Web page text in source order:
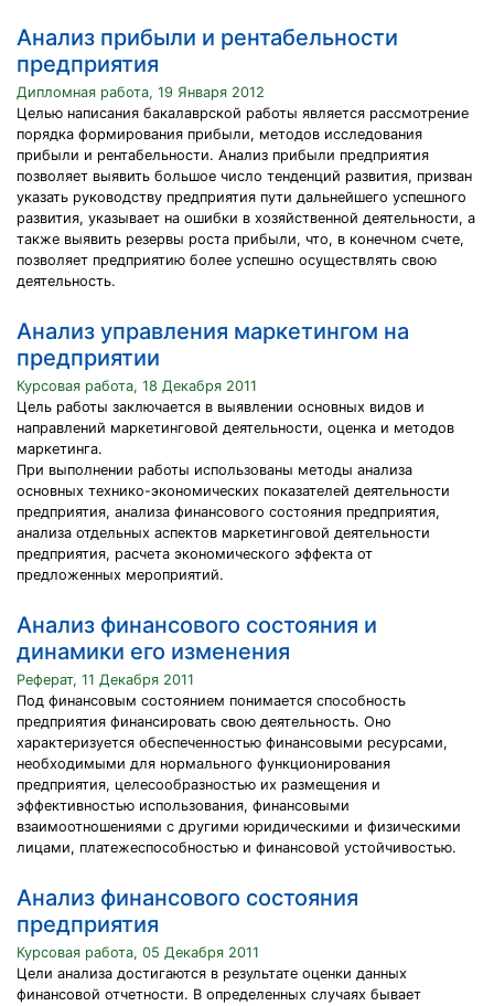
Анализ прибыли и рентабельности
предприятия
Дипломная работа, 19 Января 2012
Целью написания бакалаврской работы является рассмотрение
порядка формирования прибыли, методов исследования
прибыли и рентабельности. Анализ прибыли предприятия
позволяет выявить большое число тенденций развития, призван
указать руководству предприятия пути дальнейшего успешного
развития, указывает на ошибки в хозяйственной деятельности, а
также выявить резервы роста прибыли, что, в конечном счете,
позволяет предприятию более успешно осуществлять свою
деятельность.
Анализ управления маркетингом на
предприятии
Курсовая работа, 18 Декабря 2011
Цель работы заключается в выявлении основных видов и
направлений маркетинговой деятельности, оценка и методов
маркетинга.
При выполнении работы использованы методы анализа
основных технико-экономических показателей деятельности
предприятия, анализа финансового состояния предприятия,
анализа отдельных аспектов маркетинговой деятельности
предприятия, расчета экономического эффекта от
предложенных мероприятий.
Анализ финансового состояния и
динамики его изменения
Реферат, 11 Декабря 2011
Под финансовым состоянием понимается способность
предприятия финансировать свою деятельность. Оно
характеризуется обеспеченностью финансовыми ресурсами,
необходимыми для нормального функционирования
предприятия, целесообразностью их размещения и
эффективностью использования, финансовыми
взаимоотношениями с другими юридическими и физическими
лицами, платежеспособностью и финансовой устойчивостью.
Анализ финансового состояния
предприятия
Курсовая работа, 05 Декабря 2011
Цели анализа достигаются в результате оценки данных
финансовой отчетности. В определенных случаях бывает